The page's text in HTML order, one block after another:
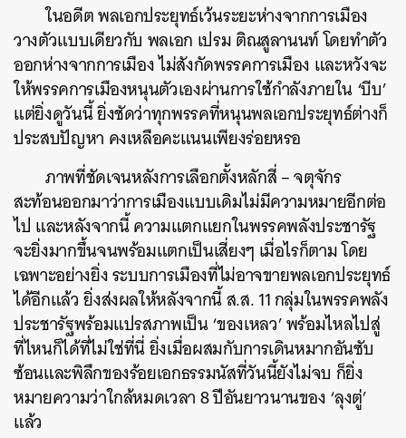
ในอดีต พลเอกประยุทธ์เว้นระยะห่างจากการเมือง
วางตัวแบบเดียวกับ พลเอก เปรม ติณสูลานนท์ โดยทำตัว
ออกห่างจากการเมือง ไม่สังกัดพรรคการเมือง และหวังจะ
ให้พรรคการเมืองหนุนตัวเองผ่านการใช้กำลังภายใน‘บีบ’
แต่ยิ่งดูวันนี้ ยิ่งชัดว่าทุกพรรคที่หนุนพลเอกประยุทธ์ต่างก็
ประสบปัญหา คงเหลือคะแนนเพียงร่อยหรอ
ภาพที่ชัดเจนหลังการเลือกตั้งหลักสี่–จตุจักร
สะท้อนออกมาว่าการเมืองแบบเดิมไม่มีความหมายอีกต่อ
ไป และหลังจากนี้ ความแตกแยกในพรรคพลังประชารัฐ
จะยิ่งมากขึ้นจนพร้อมแตกเป็นเสี่ยงๆ เมื่อไรก็ตาม โดย
เฉพาะอย่างยิ่ง ระบบการเมืองที่ไม่อาจขายพลเอกประยุทธ์
ได้อีกแล้ว ยิ่งส่งผลให้หลังจากนี้ ส.ส.​11กลุ่มในพรรคพลัง
ประชารัฐพร้อมแปรสภาพเป็น‘ของเหลว’พร้อมไหลไปสู่
ที่ไหนก็ได้ที่ไม่ใช่ที่นี่ ยิ่งเมื่อผสมกับการเดินหมากอันซับ
ซ้อนและพิลึกของร้อยเอกธรรมนัสที่วันนี้ยังไม่จบ ก็ยิ่ง
หมายความว่าใกล้หมดเวลา8ปีอันยาวนานของ‘ลุงตู่’
แล้ว